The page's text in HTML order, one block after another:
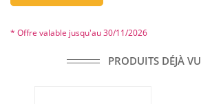
* Offre valable jusqu'au 30/11/2026
PRODUITS DÉJÀ VU